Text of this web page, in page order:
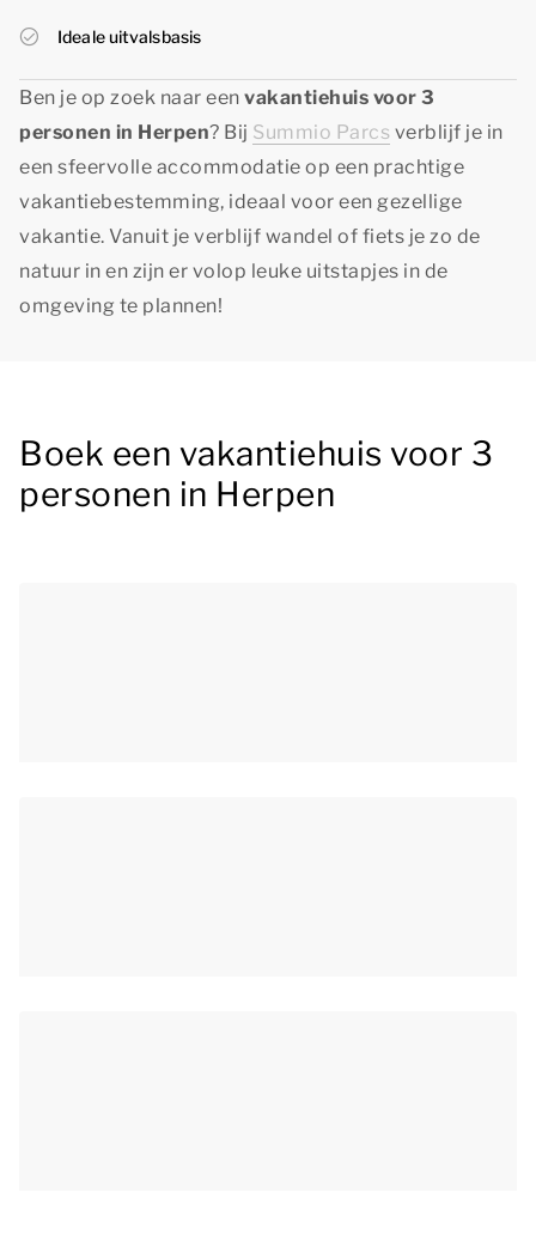
Ideale uitvalsbasis
Ben je op zoek naar een vakantiehuis voor 3
personen in Herpen? Bij Summio Parcs verblijf je in
een sfeervolle accommodatie op een prachtige
vakantiebestemming, ideaal voor een gezellige
vakantie. Vanuit je verblijf wandel of fiets je zo de
natuur in en zijn er volop leuke uitstapjes in de
omgeving te plannen!
Boek een vakantiehuis voor 3
personen in Herpen